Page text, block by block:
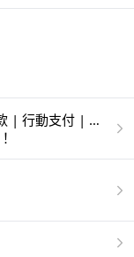
| 行動支付 | 超